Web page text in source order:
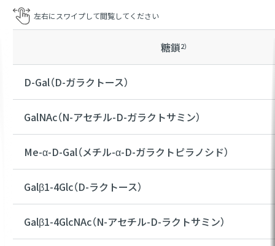
糖鎖2）
D-Gal（D-ガラクトース）
GalNAc（N-アセチル-D-ガラクトサミン）
Me-α-D-Gal（メチル-α-D-ガラクトピラノシド）
Galβ1-4Glc（D-ラクトース）
Galβ1-4GlcNAc（N-アセチル-D-ラクトサミン）